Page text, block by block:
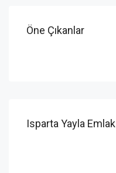
Öne Çıkanlar
Isparta Yayla Emlak